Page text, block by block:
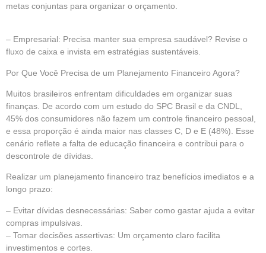
metas conjuntas para organizar o orçamento.
– Empresarial: Precisa manter sua empresa saudável? Revise o
fluxo de caixa e invista em estratégias sustentáveis.
Por Que Você Precisa de um Planejamento Financeiro Agora?
Muitos brasileiros enfrentam dificuldades em organizar suas
finanças. De acordo com um estudo do SPC Brasil e da CNDL,
45% dos consumidores não fazem um controle financeiro pessoal,
e essa proporção é ainda maior nas classes C, D e E (48%). Esse
cenário reflete a falta de educação financeira e contribui para o
descontrole de dívidas.
Realizar um planejamento financeiro traz benefícios imediatos e a
longo prazo:
– Evitar dívidas desnecessárias: Saber como gastar ajuda a evitar
compras impulsivas.
– Tomar decisões assertivas: Um orçamento claro facilita
investimentos e cortes.